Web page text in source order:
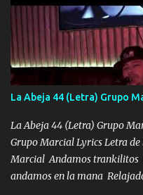
pa más pues hay charola les
otra Música Surcando bien
los lados aquel que no corre
Ya pasé varias hazañas ya
de este León los estatales no
también la nueve que cargo
al traicionero damos pa
pues hay charola les voy a
La Abeja 44 (Letra) Grupo
La Abeja 44 (Letra) Grupo
Grupo Marcial Lyrics Letra
Marcial Andamos trankilitos
andamos en la mana